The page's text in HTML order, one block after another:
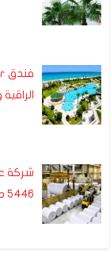
شركة
5446 طنا من ورق الكتاب المدرسي وتؤمّن كامل…